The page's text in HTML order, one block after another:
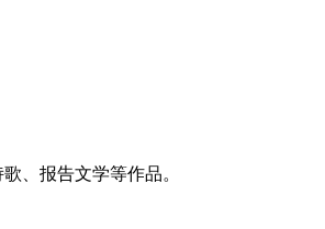
、报告文学等作品。